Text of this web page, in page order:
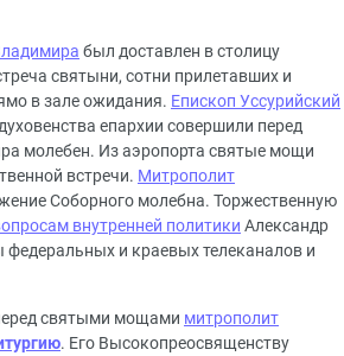
был доставлен в столицу
святыни, сотни прилетавших и
в зале ожидания. Епископ Уссурийский
епархии совершили перед
молебен. Из аэропорта святые мощи
встречи. Митрополит
Соборного молебна. Торжественную
внутренней политики Александр
и краевых телеканалов и
святыми мощами митрополит
. Его Высокопреосвященству